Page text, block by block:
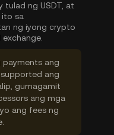
tulad ng USDT, at
sa
ng iyong crypto
payments ang
ang
gumagamit
ang mga
ang fees ng